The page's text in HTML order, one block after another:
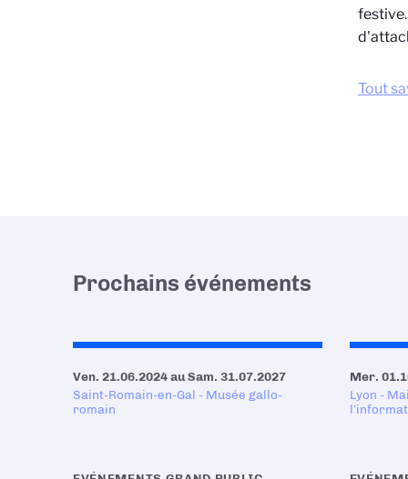
Tout
Prochains événements
Ven. 21.06.2024auSam. 31.07.2027
Saint-Romain-en-Gal - Musée gallo-
romain
Mer.
Lyon -